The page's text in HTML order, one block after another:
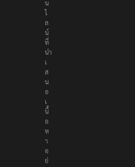
อ
อ
น
ไ
ล
น์
ที่
นำ
เ
ส
น
อ
เ
นื้
อ
ห
า